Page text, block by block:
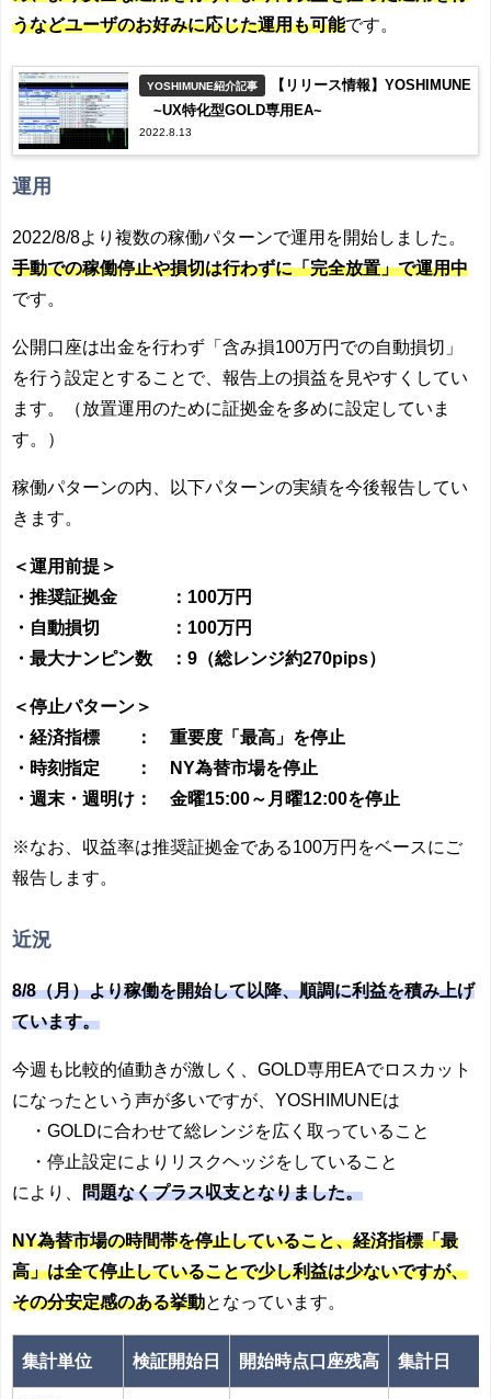
うなどユーザのお好みに応じた運用も可能です。
YOSHIMUNE紹介記事
【リリース情報】YOSHIMUNE
~UX特化型GOLD専用EA~
2022.8.13
運用
2022/8/8より複数の稼働パターンで運用を開始しました。
手動での稼働停止や損切は行わずに「完全放置」で運用中
です。
公開口座は出金を行わず「含み損100万円での自動損切」
を行う設定とすることで、報告上の損益を見やすくしてい
ます。（放置運用のために証拠金を多めに設定していま
す。）
稼働パターンの内、以下パターンの実績を今後報告してい
きます。
＜運用前提＞
・推奨証拠金 ：100万円
・自動損切 ：100万円
・最大ナンピン数 ：9（総レンジ約270pips）
＜停止パターン＞
・経済指標 ： 重要度「最高」を停止
・時刻指定 ： NY為替市場を停止
・週末・週明け： 金曜15:00～月曜12:00を停止
※なお、収益率は推奨証拠金である100万円をベースにご
報告します。
近況
8/8（月）より稼働を開始して以降、順調に利益を積み上げ
ています。
今週も比較的値動きが激しく、GOLD専用EAでロスカット
になったという声が多いですが、YOSHIMUNEは
・GOLDに合わせて総レンジを広く取っていること
・停止設定によりリスクヘッジをしていること
により、 問題なくプラス収支となりました。
NY為替市場の時間帯を停止していること、経済指標「最
高」は全て停止していることで少し利益は少ないですが、
その分安定感のある挙動となっています。
集計単位 検証開始日 開始時点口座残高 集計日